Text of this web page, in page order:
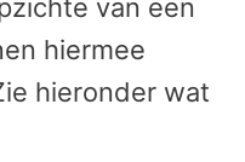
van een
hiermee
hieronder wat